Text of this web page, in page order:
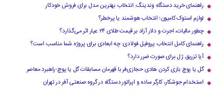
راهنمای خرید دستگاه وندینگ: انتخاب بهترین مدل برای فروش خودکار
لوازم استوک کامیون؛ انتخاب هوشمند یا پرخطر؟
چطور مالیات، اجرت و دلار آزاد بر قیمت طلای ۲۴ عیار اثر می‌گذارد؟
راهنمای کامل انتخاب پروفیل فولادی: چه ابعادی برای پروژه شما مناسب است؟
آیا تزریق ژل برای صورت ضرر دارد​؟
گل یا پوچ بازی کردن هادی حجازی‌فر با قهرمان مسابقات گل یا پوچ-راهبرد معاصر
استخدام جوشکار، کارگر ساده و اپراتور دستگاه در گروه صنعتی آفر در تهران